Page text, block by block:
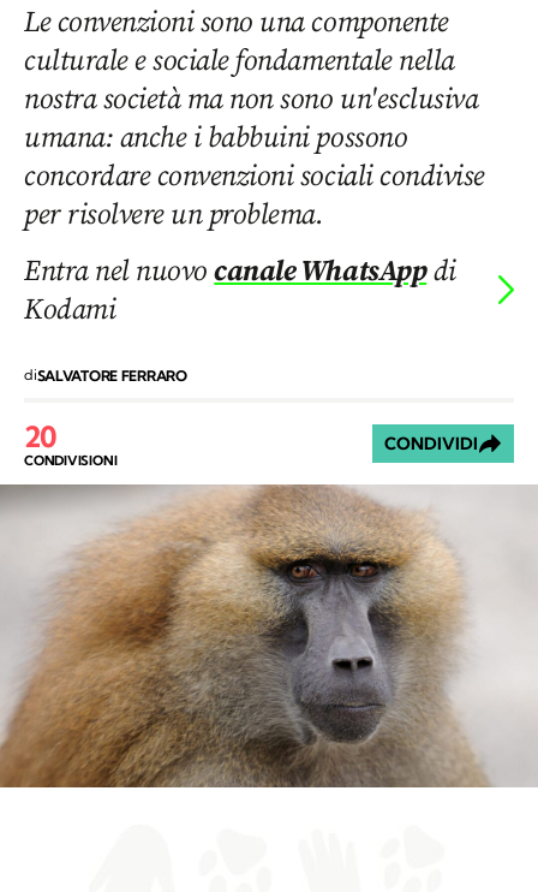
Le convenzioni sono una componente
culturale e sociale fondamentale nella
nostra società ma non sono un'esclusiva
umana: anche i babbuini possono
concordare convenzioni sociali condivise
per risolvere un problema.
Entra nel nuovocanale WhatsAppdi
Kodami
diSALVATORE FERRARO
20
CONDIVISIONI
CONDIVIDI